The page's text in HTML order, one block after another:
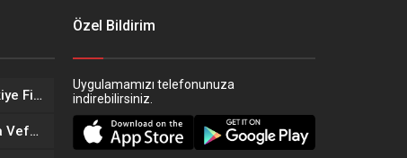
Eskişehir’in Altın Kızları Türkiye Finalleri Yolunda!
Eskişehir Sağlık Teşkilatında Vefa Buluşması
Özel Bildirim
Uygulamamızı telefonunuza
indirebilirsiniz.